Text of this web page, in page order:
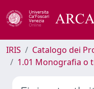
IRIS Catalogo dei
1.01 Monografia o